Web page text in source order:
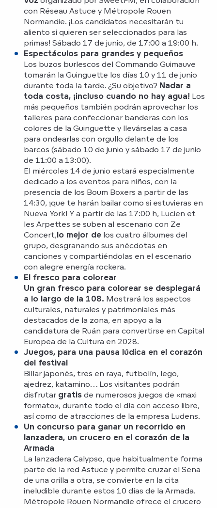
con Réseau Astuce y Métropole Rouen
Normandie. ¡Los candidatos necesitarán tu
aliento si quieren ser seleccionados para las
primas! Sábado 17 de junio, de 17:00 a 19:00 h.
Espectáculos para grandes y pequeños
Los buzos burlescos del Commando Guimauve
tomarán la Guinguette los días 10 y 11 de junio
durante toda la tarde. ¿Su objetivo? Nadar a
toda costa, ¡incluso cuando no hay agua! Los
más pequeños también podrán aprovechar los
talleres para confeccionar banderas con los
colores de la Guinguette y llevárselas a casa
para ondearlas con orgullo delante de los
barcos (sábado 10 de junio y sábado 17 de junio
de 11:00 a 13:00).
El miércoles 14 de junio estará especialmente
dedicado a los eventos para niños, con la
presencia de los Boum Boxers a partir de las
14:30, ¡que te harán bailar como si estuvieras en
Nueva York! Y a partir de las 17:00 h, Lucien et
les Arpettes se suben al escenario con Ze
Concert,lo mejor delos cuatro álbumes del
grupo, desgranando sus anécdotas en
canciones y compartiéndolas en el escenario
con alegre energía rockera.
El fresco para colorear
Un gran fresco para colorear se desplegará
a lo largo de la 108. Mostrará los aspectos
culturales, naturales y patrimoniales más
destacados de la zona, en apoyo a la
candidatura de Ruán para convertirse en Capital
Europea de la Cultura en 2028.
Juegos, para una pausa lúdica en el corazón
del festival
Billar japonés, tres en raya, futbolín, lego,
ajedrez, katamino… Los visitantes podrán
disfrutar gratisde numerosos juegos de «maxi
formato», durante todo el día con acceso libre,
así como de atracciones de la empresa Ludens.
Un concurso para ganar un recorrido en
lanzadera, un crucero en el corazón de la
Armada
La lanzadera Calypso, que habitualmente forma
parte de la red Astuce y permite cruzar el Sena
de una orilla a otra, se convierte en la cita
ineludible durante estos 10 días de la Armada.
Métropole Rouen Normandie ofrece el crucero